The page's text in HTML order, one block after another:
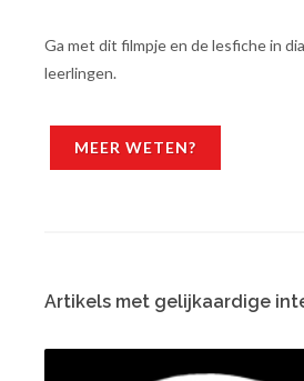
Ga met dit filmpje en de lesfiche in
leerlingen.
MEER WETEN?
Artikels met gelijkaardige